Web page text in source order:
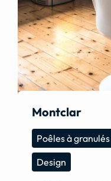
Montclar
Poêles à granulés
Design